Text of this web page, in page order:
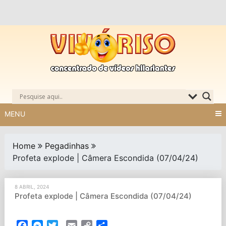
MENU
Home
Pegadinhas
Profeta explode | Câmera Escondida (07/04/24)
8 ABRIL, 2024
Profeta explode | Câmera Escondida (07/04/24)